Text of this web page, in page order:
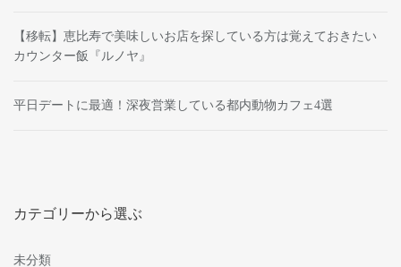
【移転】恵比寿で美味しいお店を探している方は覚えておきたい
カウンター飯『ルノヤ』
平日デートに最適！深夜営業している都内動物カフェ4選
カテゴリーから選ぶ
未分類